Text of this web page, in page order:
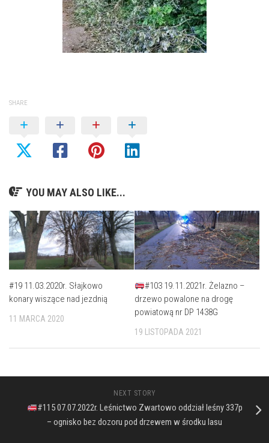
SHARE
YOU MAY ALSO LIKE...
#19 11.03.2020r. Słajkowo
konary wiszące nad jezdnią
11 MARCA 2020
#103 19.11.2021r. Żelazno –
drzewo powalone na drogę
powiatową nr DP 1438G
19 LISTOPADA 2021
NEXT STORY
#115 07.07.2022r. Leśnictwo Zwartowo oddział leśny 337p
– ognisko bez dozoru pod drzewem w środku lasu